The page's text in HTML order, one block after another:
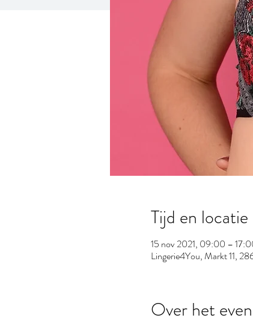
Tijd en locatie
15 nov 2021, 09:00 –
Lingerie4You, Markt 11,
Over het